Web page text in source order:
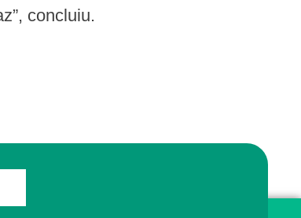
concluiu.